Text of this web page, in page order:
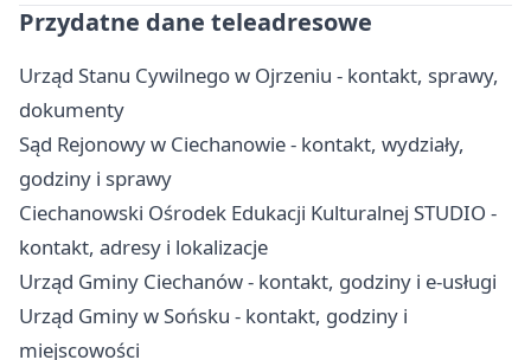
Przydatne dane teleadresowe
Urząd Stanu Cywilnego w Ojrzeniu - kontakt, sprawy,
dokumenty
Sąd Rejonowy w Ciechanowie - kontakt, wydziały,
godziny i sprawy
Ciechanowski Ośrodek Edukacji Kulturalnej STUDIO -
kontakt, adresy i lokalizacje
Urząd Gminy Ciechanów - kontakt, godziny i e-usługi
Urząd Gminy w Sońsku - kontakt, godziny i
miejscowości